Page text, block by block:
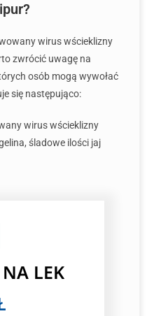
wirus wścieklizny
zwrócić uwagę na
osób mogą wywołać
się następująco:
wirus wścieklizny
śladowe ilości jaj
LEK